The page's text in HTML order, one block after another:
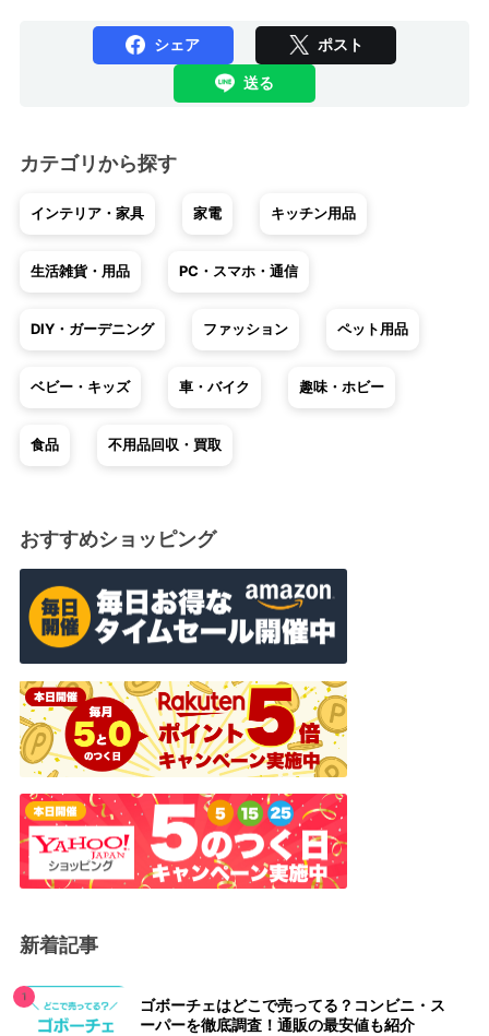
シェア ポスト
送る
カテゴリから探す
インテリア・家具 家電 キッチン用品
生活雑貨・用品 PC・スマホ・通信
DIY・ガーデニング ファッション ペット用品
ベビー・キッズ 車・バイク 趣味・ホビー
食品 不用品回収・買取
おすすめショッピング
新着記事
ゴボーチェはどこで売ってる？コンビニ・ス
ーパーを徹底調査！通販の最安値も紹介